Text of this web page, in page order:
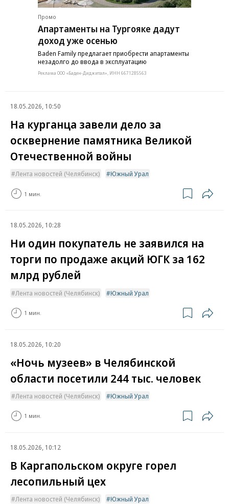
Промо
Апартаменты на Тургояке дадут
доход уже осенью
Baden Family предлагает приобрести апартаменты
незадолго до ввода в эксплуатацию
Реклама ООО «Баден-Диджитал», ИНН 6671285563
18.05.2026, 10:50
На курганца завели дело за
осквернение памятника Великой
Отечественной войны
Лента новостей (Челябинск) Южный Урал
1 мин.
18.05.2026, 10:28
Ни один покупатель не заявился на
торги по продаже акций ЮГК за 162
млрд рублей
Лента новостей (Челябинск) Южный Урал
1 мин.
18.05.2026, 10:20
«Ночь музеев» в Челябинской
области посетили 244 тыс. человек
Лента новостей (Челябинск) Южный Урал
1 мин.
18.05.2026, 10:12
В Каргапольском округе горел
лесопильный цех
Лента новостей (Челябинск) Южный Урал